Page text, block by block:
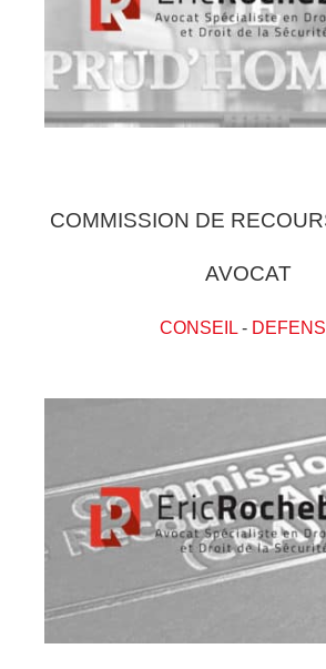
COMMISSION DE
AVOCAT
CONSEIL-